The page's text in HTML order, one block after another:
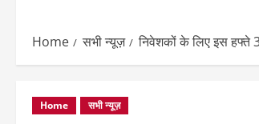
Home सभी न्यूज़ निवेशकों के लिए इस हफ्ते
Home सभी न्यूज़